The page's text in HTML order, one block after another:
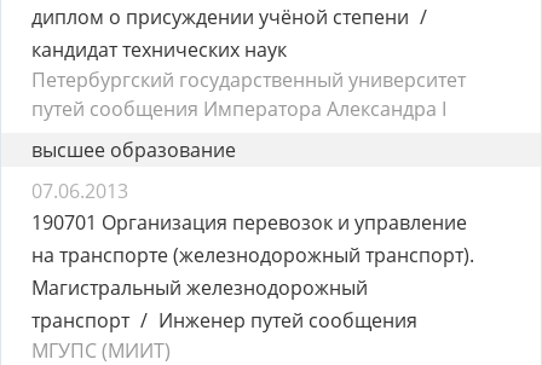
диплом о присуждении учёной степени
кандидат технических наук
Петербургский государственный университет
путей сообщения Императора Александра I
высшее образование
07.06.2013
190701 Организация перевозок и управление
на транспорте (железнодорожный транспорт).
Магистральный железнодорожный
транспорт
Инженер путей сообщения
МГУПС (МИИТ)